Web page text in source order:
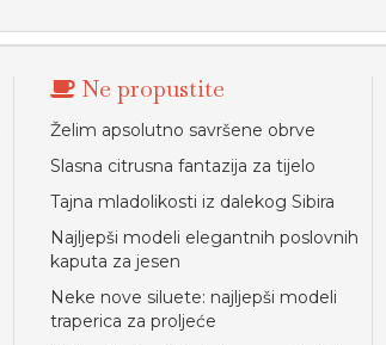
Ne propustite
Želim apsolutno savršene obrve
Slasna citrusna fantazija za tijelo
Tajna mladolikosti iz dalekog Sibira
Najljepši modeli elegantnih poslovnih
kaputa za jesen
Neke nove siluete: najljepši modeli
traperica za proljeće